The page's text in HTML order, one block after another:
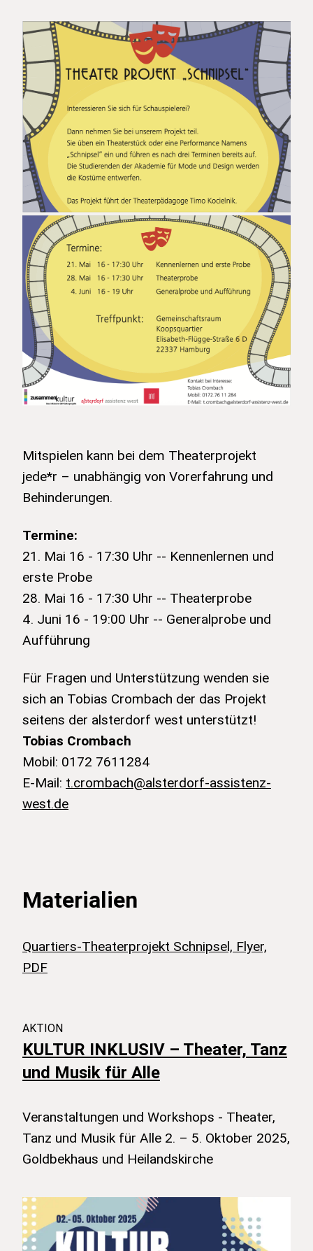
Mitspielen kann bei dem Theaterprojekt
jede*r – unabhängig von Vorerfahrung und
Behinderungen.
Termine:
21. Mai 16 - 17:30 Uhr -- Kennenlernen und
erste Probe
28. Mai 16 - 17:30 Uhr -- Theaterprobe
4. Juni 16 - 19:00 Uhr -- Generalprobe und
Aufführung
Für Fragen und Unterstützung wenden sie
sich an Tobias Crombach der das Projekt
seitens der alsterdorf west unterstützt!
Tobias Crombach
Mobil: 0172 7611284
E-Mail: t.crombach@alsterdorf-assistenz-
west.de
Materialien
Quartiers-Theaterprojekt Schnipsel, Flyer,
PDF
Weitere Beiträge
AKTION
KULTUR INKLUSIV – Theater, Tanz
und Musik für Alle
Veranstaltungen und Workshops - Theater,
Tanz und Musik für Alle 2. – 5. Oktober 2025,
Goldbekhaus und Heilandskirche